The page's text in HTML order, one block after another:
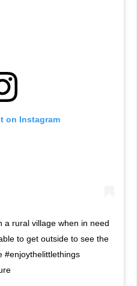
on Instagram
a rural village when in need
to get outside to see the
#enjoythelittlethings